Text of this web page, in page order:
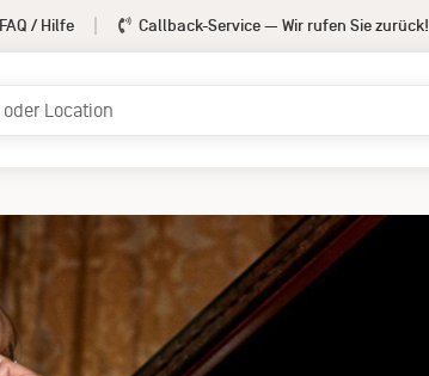
FAQ / Hilfe Callback-Service — Wir rufen Sie zurück!